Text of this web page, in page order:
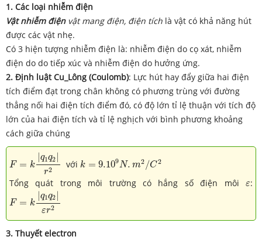
1. Các loại nhiễm điện
Vật nhiễm điện vật mang điện, điện tích là vật có khả năng hút
được các vật nhẹ.
Có 3 hiện tượng nhiễm điện là: nhiễm điện do cọ xát, nhiễm
điện do do tiếp xúc và nhiễm điện do hưởng ứng.
2. Định luật Cu_Lông (Coulomb): Lực hút hay đẩy giữa hai điện
tích điểm đạt trong chân không có phương trùng với đường
thẳng nối hai điện tích điểm đó, có độ lớn tỉ lệ thuận với tích độ
lớn của hai điện tích và tỉ lệ nghịch với bình phương khoảng
cách giữa chúng
F = k
q1q2
r2
1q 2 |
với k = 9.109N. m2 /C2
k 9.109N.m 2/ C2
Tổng quát trong môi trường có hắng số điện môi ε
ε:
F = k
|q1q2 |
εr2
F=k| q1q2 | εr2
3. Thuyết electron